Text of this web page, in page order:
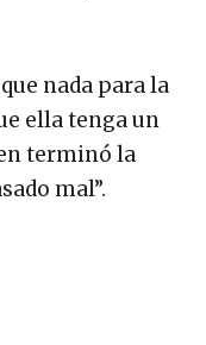
nada para la
ella tenga un
terminó la
mal”.